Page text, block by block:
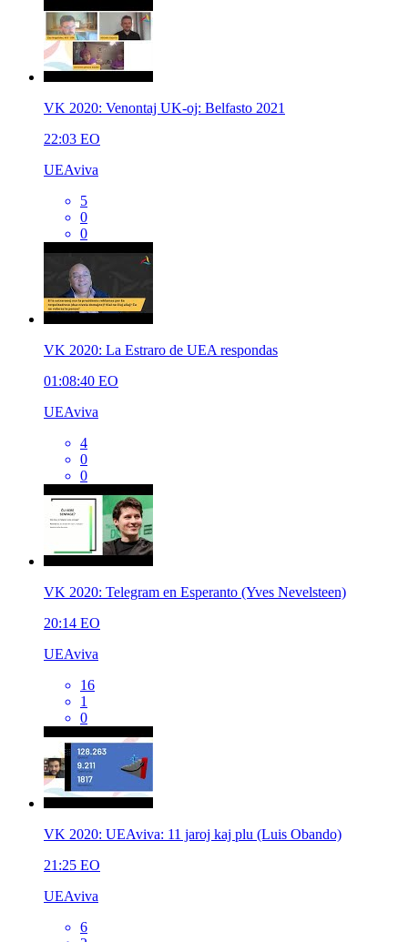
VK 2020: Venontaj UK-oj: Belfasto 2021
22:03 EO
UEAviva
5
0
0
VK 2020: La Estraro de UEA respondas
01:08:40 EO
UEAviva
4
0
0
VK 2020: Telegram en Esperanto (Yves Nevelsteen)
20:14 EO
UEAviva
16
1
0
VK 2020: UEAviva: 11 jaroj kaj plu (Luis Obando)
21:25 EO
UEAviva
6